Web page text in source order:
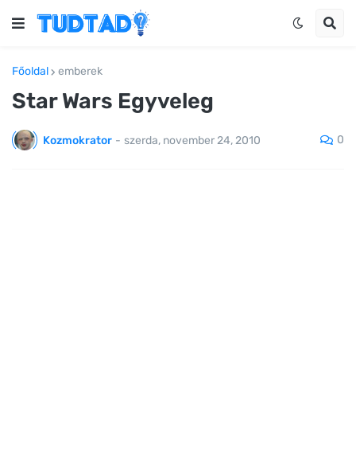
Főoldal emberek
Star Wars Egyveleg
Kozmokrator - szerda, november 24, 2010 0